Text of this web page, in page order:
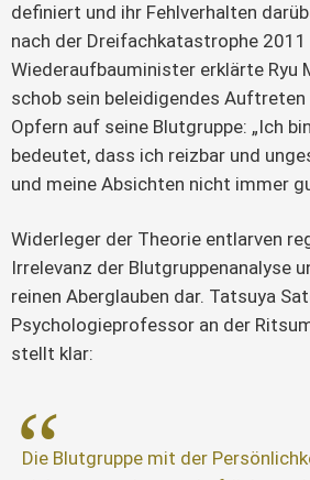
definiert und ihr Fehlverhalten
nach der Dreifachkatastrophe 2011
Wiederaufbauminister erklärte Ryu
schob sein beleidigendes Auftreten
Opfern auf seine Blutgruppe: „Ich
bedeutet, dass ich reizbar und
und meine Absichten nicht immer
Widerleger der Theorie entlarven
Irrelevanz der Blutgruppenanalyse
reinen Aberglauben dar. Tatsuya
Psychologieprofessor an der
stellt klar:
Die Blutgruppe mit der